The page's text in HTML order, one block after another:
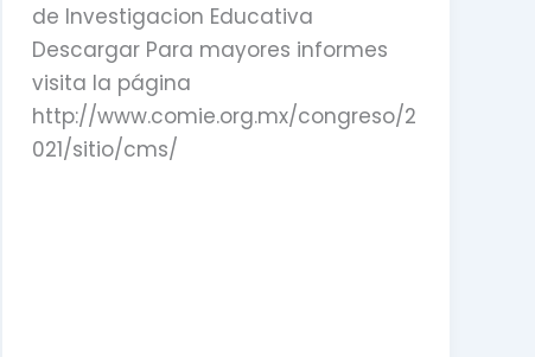
de Investigacion Educativa
Descargar Para mayores informes
visita la página
http://www.comie.org.mx/congreso/2
021/sitio/cms/